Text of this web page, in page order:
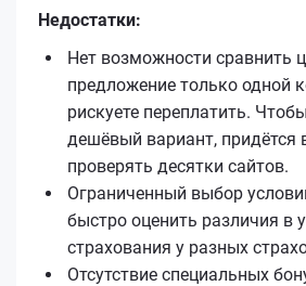
Недостатки:
Нет возможности сравнить
предложение только одной
рискуете переплатить.
дешёвый вариант, придётся
проверять десятки сайтов.
Ограниченный выбор
быстро оценить различия в
страхования у разных
Отсутствие специальных